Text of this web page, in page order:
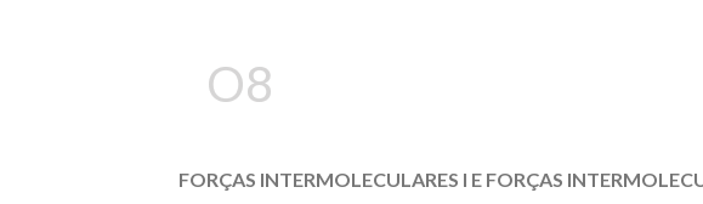
O8
FORÇAS INTERMOLECULARES I E FORÇAS